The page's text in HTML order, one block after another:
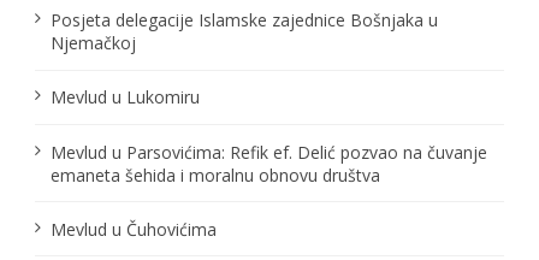
č
a
n
k
Posjeta delegacije Islamske zajednice Bošnjaka u
Njemačkoj
Mevlud u Lukomiru
Mevlud u Parsovićima: Refik ef. Delić pozvao na čuvanje
emaneta šehida i moralnu obnovu društva
Mevlud u Čuhovićima